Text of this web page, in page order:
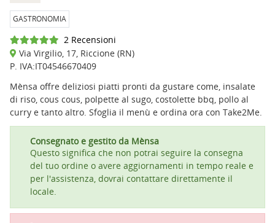
GASTRONOMIA
2 Recensioni
Via Virgilio, 17, Riccione (RN)
P. IVA:IT04546670409
Mènsa offre deliziosi piatti pronti da gustare come, insalate
di riso, cous cous, polpette al sugo, costolette bbq, pollo al
curry e tanto altro. Sfoglia il menù e ordina ora con Take2Me.
Consegnato e gestito da Mènsa
Questo significa che non potrai seguire la consegna
del tuo ordine o avere aggiornamenti in tempo reale e
per l'assistenza, dovrai contattare direttamente il
locale.